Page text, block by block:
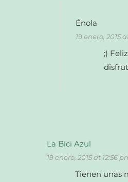
Énola
19 enero, 2015
;)
La Bici Azul
19 enero, 2015 at 12:56
Tienen unas